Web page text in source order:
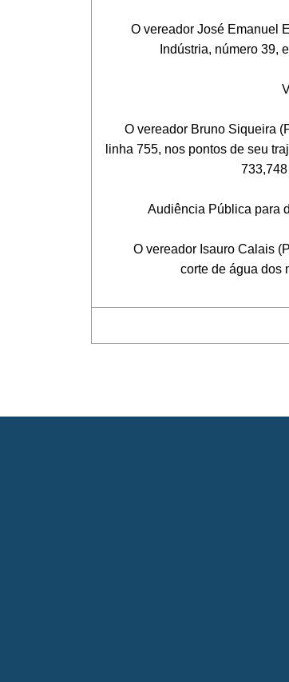
O vereador José Emanuel
Indústria, número 39,
O vereador Bruno Siqueira
linha 755, nos pontos de seu
Audiência Pública para
O vereador Isauro Calais
corte de água dos